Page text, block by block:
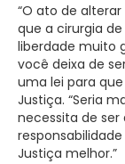
“O ato de
que a cirurgia
liberdade muito
você deixa de
uma lei para
Justiça. “Seria
necessita de ser
Justiça melhor.”